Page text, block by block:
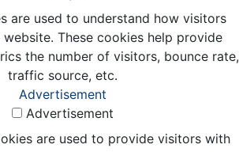
are used to understand how visitors
These cookies help provide
the number of visitors, bounce rate,
traffic source, etc.
Advertisement
Advertisement
are used to provide visitors with